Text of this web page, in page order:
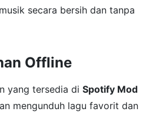
secara bersih dan tanpa
Offline
yang tersedia di Spotify Mod
mengunduh lagu favorit dan